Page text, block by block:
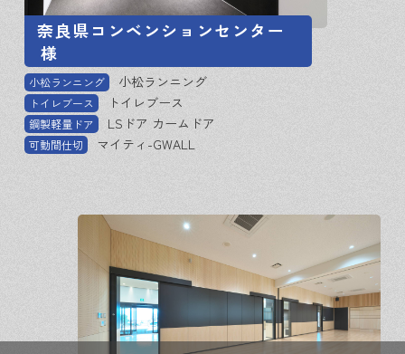
奈良県コンベンションセンター
様
小松ランニング 小松ランニング
トイレブース トイレブース
鋼製軽量ドア LSドア カームドア
可動間仕切 マイティ-GWALL